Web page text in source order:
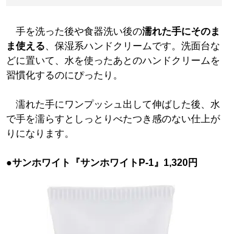
手を洗った後や食器洗い後の濡れた手にそのま
ま使える 、保湿系ハンドクリームです。洗面台な
どに置いて、水を使ったあとのハンドクリームを
習慣化するのにぴったり。
濡れた手にワンプッシュ出して伸ばした後、水
で手を濡らすとしっとりべたつき感のない仕上が
りになります。
●サンホワイト『サンホワイトP-1』1,320円